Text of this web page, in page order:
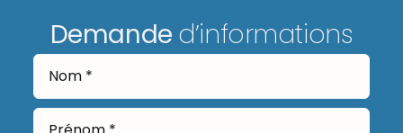
Demande d’informations